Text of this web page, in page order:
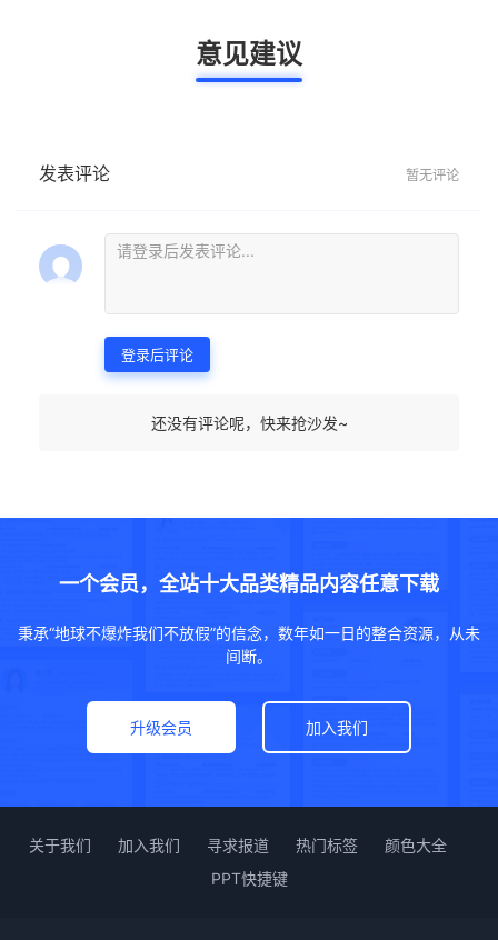
意见建议
发表评论 暂无评论
登录后评论
还没有评论呢，快来抢沙发~
一个会员，全站十大品类精品内容任意下载
秉承“地球不爆炸我们不放假”的信念，数年如一日的整合资源，从未
间断。
升级会员 加入我们
关于我们 加入我们 寻求报道 热门标签
颜色大全
PPT快捷键